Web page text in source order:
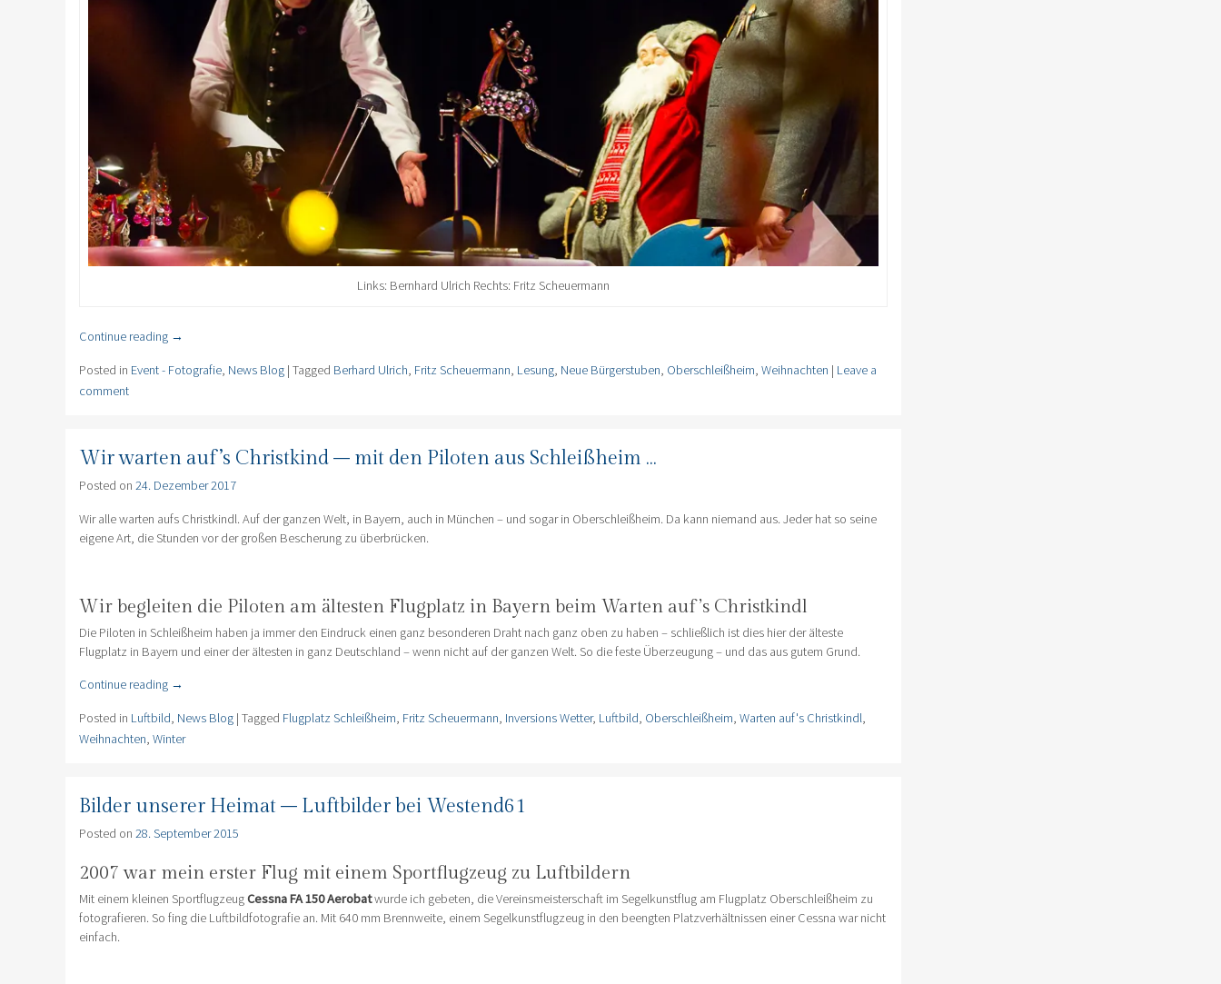
Links: Bernhard Ulrich Rechts: Fritz Scheuermann
Continue reading →
Posted in Event - Fotografie News Blog | Tagged Berhard Ulrich Fritz Scheuermann Lesung Neue Bürgerstuben Oberschleißheim Weihnachten | Leave a
comment
Wir warten auf’s Christkind – mit den Piloten aus Schleißheim …
Posted on 24. Dezember 2017
Wir alle warten aufs Christkindl. Auf der ganzen Welt, in Bayern, auch in München – und sogar in Oberschleißheim. Da kann niemand aus. Jeder hat so seine
eigene Art, die Stunden vor der großen Bescherung zu überbrücken.
Wir begleiten die Piloten am ältesten Flugplatz in Bayern beim Warten auf’s Christkindl
Die Piloten in Schleißheim haben ja immer den Eindruck einen ganz besonderen Draht nach ganz oben zu haben – schließlich ist dies hier der älteste
Flugplatz in Bayern und einer der ältesten in ganz Deutschland – wenn nicht auf der ganzen Welt. So die feste Überzeugung – und das aus gutem Grund.
Continue reading →
Posted in Luftbild News Blog | Tagged Flugplatz Schleißheim Fritz Scheuermann Inversions Wetter, Luftbild Oberschleißheim Warten auf's Christkindl
Weihnachten Winter
Bilder unserer Heimat – Luftbilder bei Westend61
Posted on 28. September 2015
2007 war mein erster Flug mit einem Sportflugzeug zu Luftbildern
Mit einem kleinen SportflugzeugCessna FA 150 Aerobatwurde ich gebeten, die Vereinsmeisterschaft im Segelkunstflug am Flugplatz Oberschleißheim zu
fotografieren. So fing die Luftbildfotografie an. Mit 640 mm Brennweite, einem Segelkunstflugzeug in den beengten Platzverhältnissen einer Cessna war nicht
einfach.